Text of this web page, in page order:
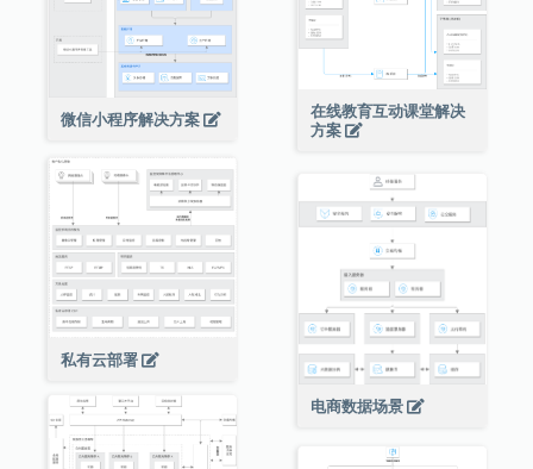
在线教育互动课堂解决
方案
微信小程序解决方案
私有云部署
电商数据场景